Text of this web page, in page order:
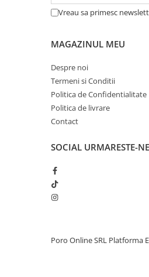
Vreau sa primesc
MAGAZINUL MEU
Despre noi
Termeni si Conditii
Politica de Confidentialitate
Politica de livrare
Contact
SOCIAL URMARESTE-
Poro Online SRL Platforma